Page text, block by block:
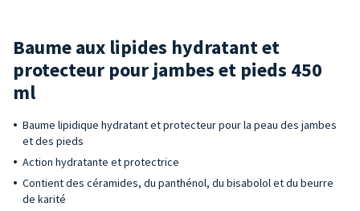
Baume aux lipides hydratant et
protecteur pour jambes et pieds 450
ml
Baume lipidique hydratant et protecteur pour la peau des jambes
et des pieds
Action hydratante et protectrice
Contient des céramides, du panthénol, du bisabolol et du beurre
de karité